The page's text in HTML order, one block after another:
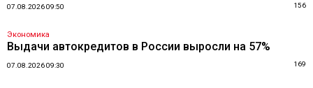
07.08.2026 09:50 156
Экономика
Выдачи автокредитов в России выросли на 57%
07.08.2026 09:30 169